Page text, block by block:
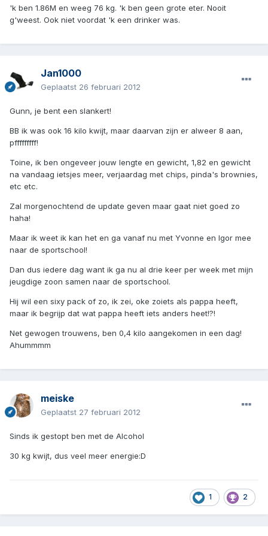
'k ben 1.86M en weeg 76 kg. 'k ben geen grote eter. Nooit
g'weest. Ook niet voordat 'k een drinker was.
Jan1000
Geplaatst 26 februari 2012
Gunn, je bent een slankert!
BB ik was ook 16 kilo kwijt, maar daarvan zijn er alweer 8 aan,
pfffffffff!
Toine, ik ben ongeveer jouw lengte en gewicht, 1,82 en gewicht
na vandaag ietsjes meer, verjaardag met chips, pinda's brownies,
etc etc.
Zal morgenochtend de update geven maar gaat niet goed zo
haha!
Maar ik weet ik kan het en ga vanaf nu met Yvonne en Igor mee
naar de sportschool!
Dan dus iedere dag want ik ga nu al drie keer per week met mijn
jeugdige zoon samen naar de sportschool.
Hij wil een sixy pack of zo, ik zei, oke zoiets als pappa heeft,
maar ik begrijp dat wat pappa heeft iets anders heet!?!
Net gewogen trouwens, ben 0,4 kilo aangekomen in een dag!
Ahummmm
meiske
Geplaatst 27 februari 2012
Sinds ik gestopt ben met de Alcohol
30 kg kwijt, dus veel meer energie:D
1 2